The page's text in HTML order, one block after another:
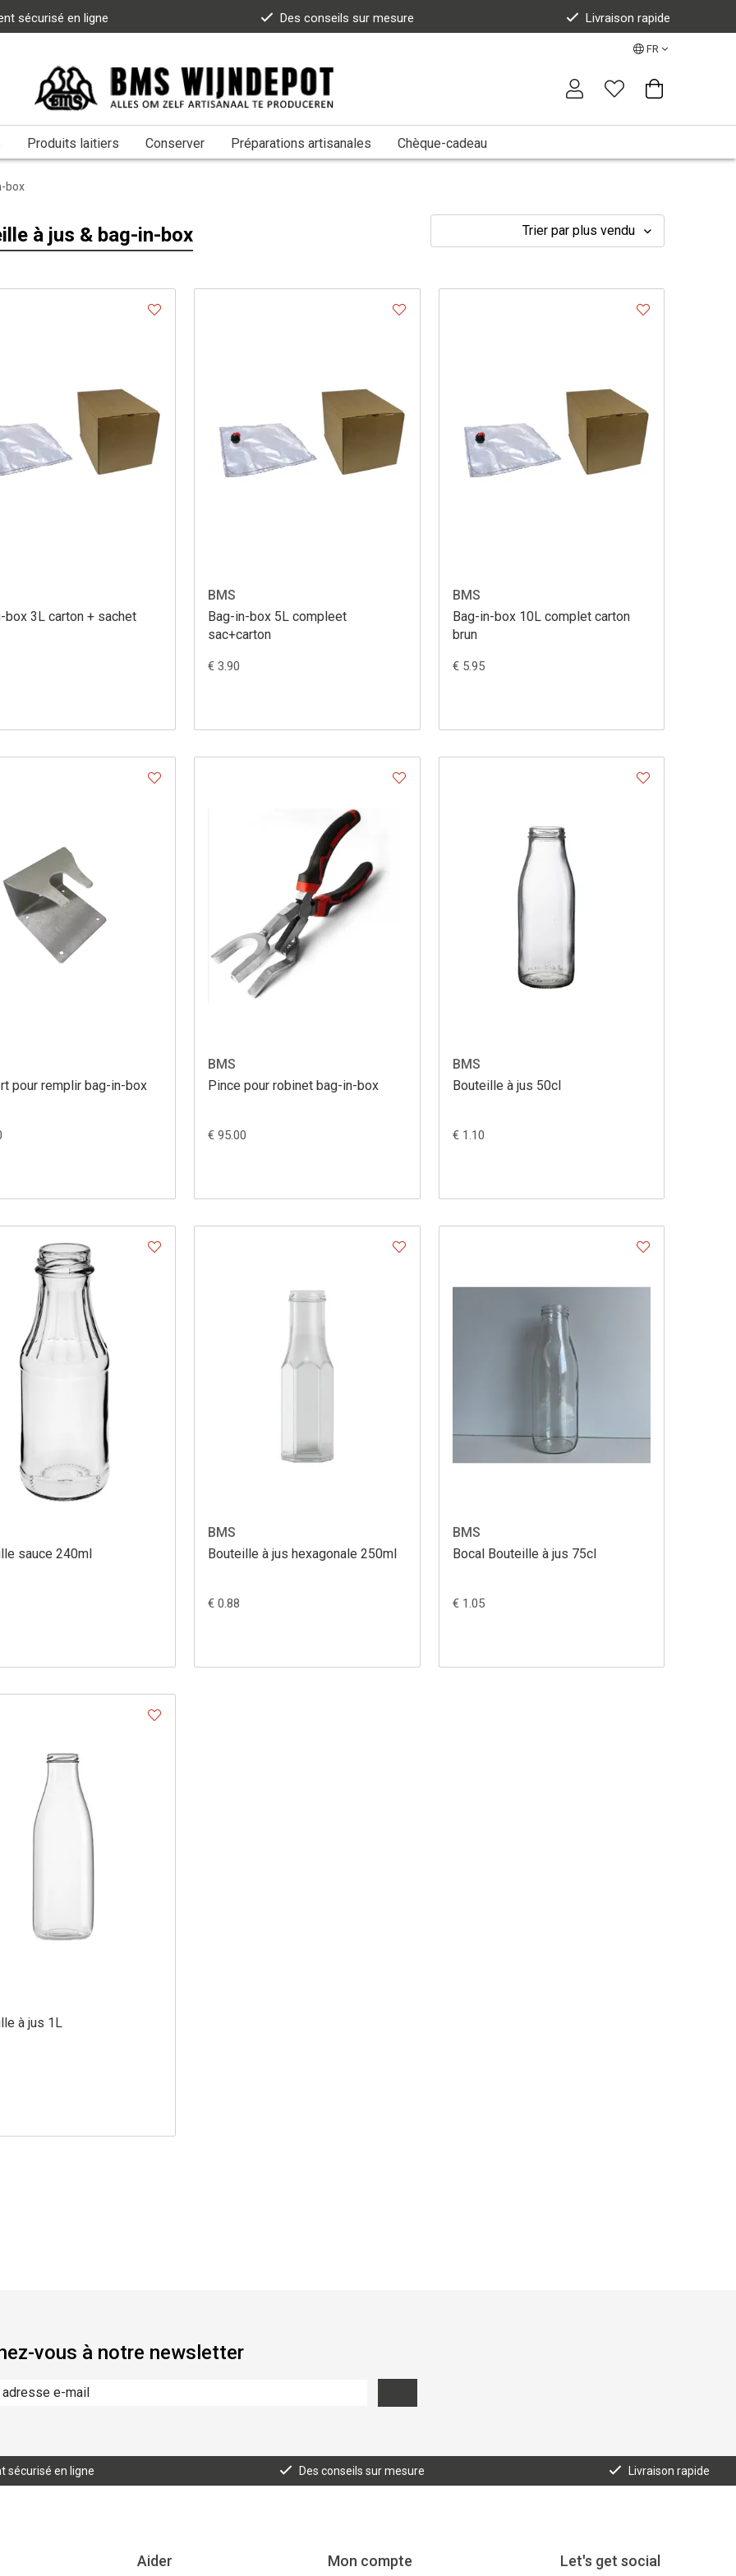
sécurisé en ligne Des conseils sur mesure Livraison rapide
FR
Produits laitiers Conserver Préparations artisanales Chèque-cadeau
box
à jus & bag-in-box
box 3L carton + sachet
BMS
Bag-in-box 5L compleet
sac+carton
€ 3.90
BMS
Bag-in-box 10L complet carton
brun
€ 5.95
pour remplir bag-in-box
BMS
Pince pour robinet bag-in-box
€ 95.00
BMS
Bouteille à jus 50cl
€ 1.10
sauce 240ml
BMS
Bouteille à jus hexagonale 250ml
€ 0.88
BMS
Bocal Bouteille à jus 75cl
€ 1.05
à jus 1L
vous à notre newsletter
sécurisé en ligne Des conseils sur mesure Livraison rapide
Aider Mon compte Let's get social